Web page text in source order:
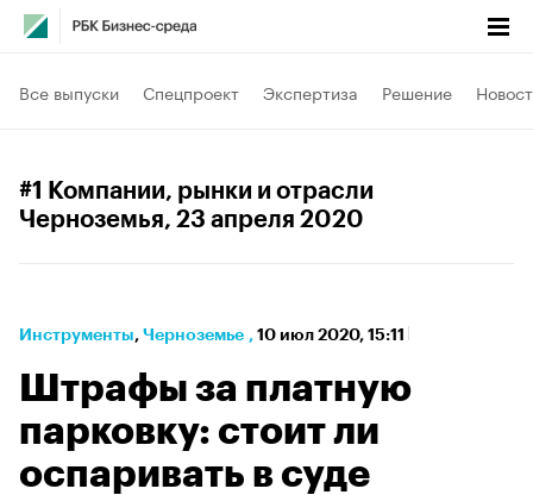
Все выпуски Спецпроект Экспертиза Решение
#1 Компании, рынки и отрасли
Черноземья, 23 апреля 2020
Инструменты⁠, Черноземье , 10 июл 2020, 15:11
Штрафы за платную
парковку: стоит ли
оспаривать в суде